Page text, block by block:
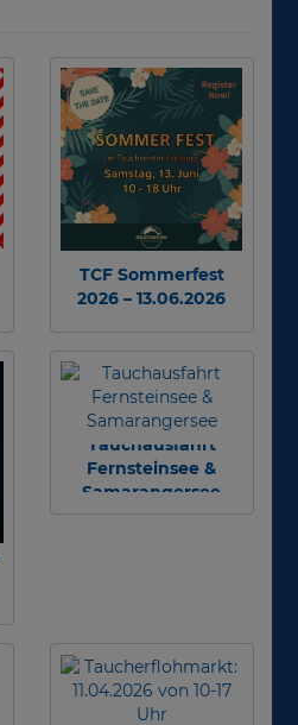
TCF Sommerfest
2026 – 13.06.2026
Tauchausfahrt
Fernsteinsee &
Samarangersee